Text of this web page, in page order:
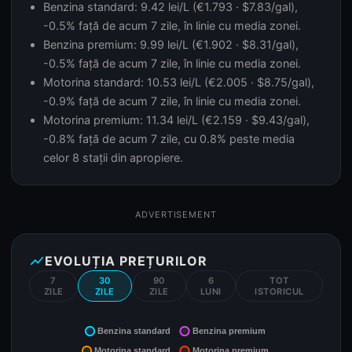
Benzina standard: 9.42 lei/L (€1.793 · $7.83/gal),
-0.5% față de acum 7 zile, în linie cu media zonei.
Benzina premium: 9.99 lei/L (€1.902 · $8.31/gal),
-0.5% față de acum 7 zile, în linie cu media zonei.
Motorina standard: 10.53 lei/L (€2.005 · $8.75/gal),
-0.9% față de acum 7 zile, în linie cu media zonei.
Motorina premium: 11.34 lei/L (€2.159 · $9.43/gal),
-0.8% față de acum 7 zile, cu 0.8% peste media
celor 8 stații din apropiere.
ADVERTISEMENT
show_chartEVOLUȚIA PREȚURILOR
7
ZILE
30
ZILE
90
ZILE
6
LUNI
TOT
ISTORICUL